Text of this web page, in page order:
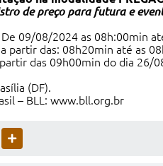
de preço para futura e
De 09/08/2024 as 08h:00min
a partir das: 08h20min até as
das 09h00min do dia 26/
(DF).
– BLL: www.bll.org.br